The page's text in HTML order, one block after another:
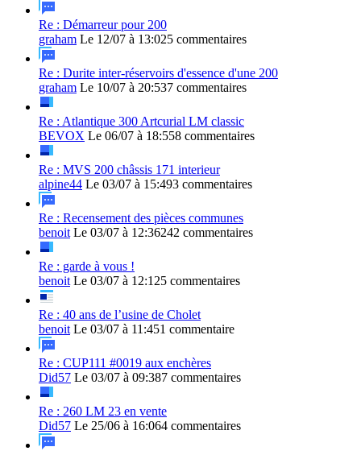
Re : Démarreur pour 200
graham Le 12/07 à 13:025 commentaires
Re : Durite inter-réservoirs d'essence d'une 200
graham Le 10/07 à 20:537 commentaires
Re : Atlantique 300 Artcurial LM classic
BEVOX Le 06/07 à 18:558 commentaires
Re : MVS 200 châssis 171 interieur
alpine44 Le 03/07 à 15:493 commentaires
Re : Recensement des pièces communes
benoit Le 03/07 à 12:36242 commentaires
Re : garde à vous !
benoit Le 03/07 à 12:125 commentaires
Re : 40 ans de l’usine de Cholet
benoit Le 03/07 à 11:451 commentaire
Re : CUP111 #0019 aux enchères
Did57 Le 03/07 à 09:387 commentaires
Re : 260 LM 23 en vente
Did57 Le 25/06 à 16:064 commentaires